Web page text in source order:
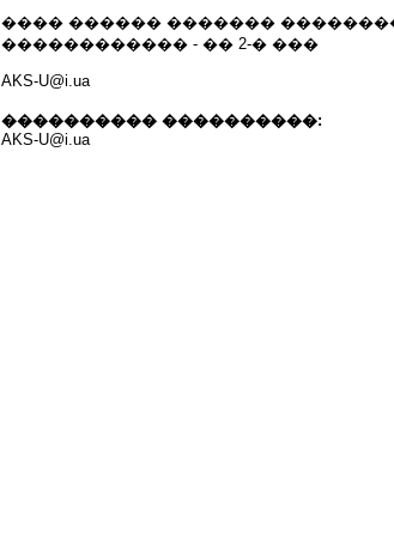
���� ������ �������
������������ - �� 2-� ���
AKS-U@i.ua
���������� ����������:
AKS-U@i.ua